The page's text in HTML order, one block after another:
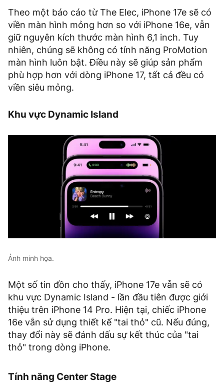
Theo một báo cáo từ The Elec, iPhone 17e sẽ có
viền màn hình mỏng hơn so với iPhone 16e, vẫn ​​
giữ nguyên kích thước màn hình 6,1 inch. Tuy
nhiên, chúng sẽ không có tính năng ProMotion
màn hình luôn bật. Điều này sẽ giúp sản phẩm
phù hợp hơn với dòng iPhone 17, tất cả đều có
viền siêu mỏng.
Khu vực Dynamic Island
Ảnh minh họa.
Một số tin đồn cho thấy, iPhone 17e vẫn sẽ có
khu vực Dynamic Island - lần đầu tiên được giới
thiệu trên iPhone 14 Pro. Hiện tại, chiếc iPhone
16e vẫn sử dụng thiết kế "tai thỏ" cũ. Nếu đúng,
thay đổi này sẽ đánh dấu sự kết thúc của "tai
thỏ" trong dòng iPhone.
Tính năng Center Stage